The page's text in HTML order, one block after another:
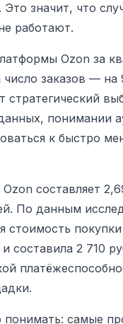
Это значит, что
работают.
Ozon за
заказов — на
стратегический
понимании
к быстро
составляет
По данным
стоимость
составила 2 710
самые